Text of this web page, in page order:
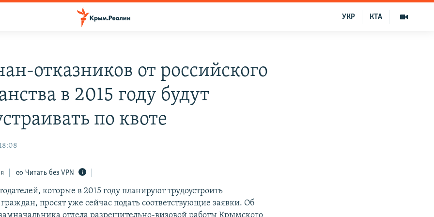
КТА
УКР
отказников от российского
в 2015 году будут
по квоте
Читать без VPN
которые в 2015 году планируют трудоустроить
просят уже сейчас подать соответствующие заявки. Об